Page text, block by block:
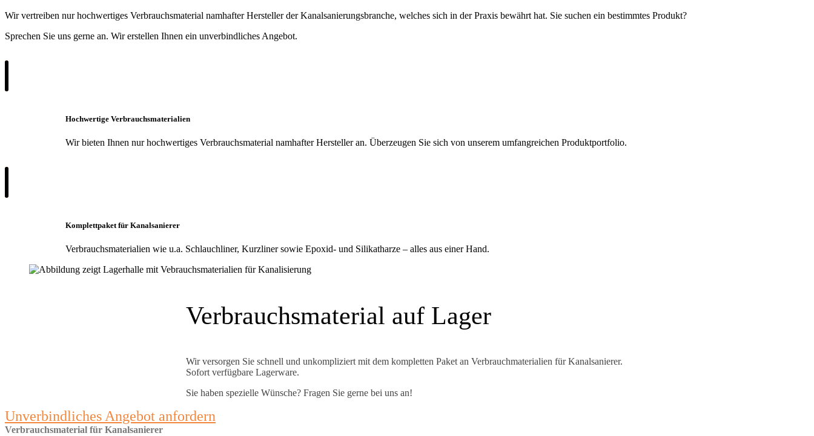
Wir vertreiben nur hochwertiges Verbrauchsmaterial namhafter Hersteller der Kanalsanierungsbranche, welches sich in der Praxis bewährt hat. Sie suchen ein bestimmtes Produkt?
Sprechen Sie uns gerne an. Wir erstellen Ihnen ein unverbindliches Angebot.
Hochwertige Verbrauchsmaterialien
Wir bieten Ihnen nur hochwertiges Verbrauchsmaterial namhafter Hersteller an. Überzeugen Sie sich von unserem umfangreichen Produktportfolio.
Komplettpaket für Kanalsanierer
Verbrauchsmaterialien wie u.a. Schlauchliner, Kurzliner sowie Epoxid- und Silikatharze – alles aus einer Hand.
Verbrauchsmaterial auf Lager
Wir versorgen Sie schnell und unkompliziert mit dem kompletten Paket an Verbrauchmaterialien für Kanalsanierer.
Sofort verfügbare Lagerware.
Sie haben spezielle Wünsche? Fragen Sie gerne bei uns an!
Unverbindliches Angebot anfordern
Verbrauchsmaterial für Kanalsanierer